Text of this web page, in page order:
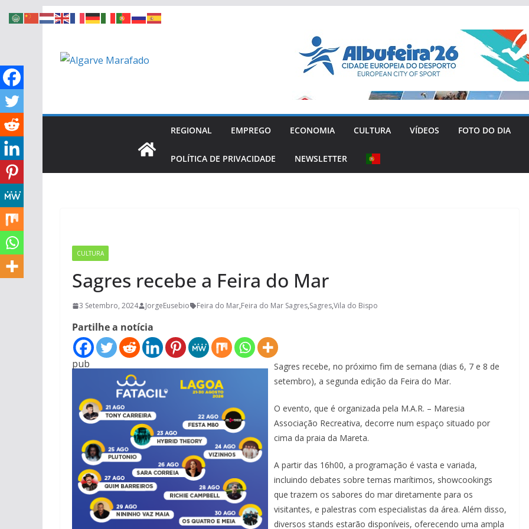
Skip
REGIONAL EMPREGO ECONOMIA CULTURA VÍDEOS FOTO DO DIA
POLÍTICA DE PRIVACIDADE NEWSLETTER
CULTURA
Sagres recebe a Feira do Mar
3 Setembro, 2024 JorgeEusebio Feira do Mar,Feira do Mar Sagres,Sagres,Vila do Bispo
Partilhe a notícia
pub
Sagres recebe, no próximo fim de semana (dias 6, 7 e 8 de
setembro), a segunda edição da Feira do Mar.
O evento, que é organizada pela M.A.R. – Maresia
Associação Recreativa, decorre num espaço situado por
cima da praia da Mareta.
A partir das 16h00, a programação é vasta e variada,
incluindo debates sobre temas marítimos, showcookings
que trazem os sabores do mar diretamente para os
visitantes, e palestras com especialistas da área. Além disso,
diversos stands estarão disponíveis, oferecendo uma ampla